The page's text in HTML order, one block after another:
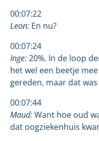
00:07:22
Leon: En nu?
00:07:24
Inge:20%. In de loop
het wel een beetje
gereden, maar dat
00:07:44
Maud:Want hoe oud
dat oogziekenhuis